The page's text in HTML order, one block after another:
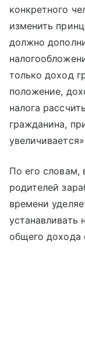
конкретного
изменить
должно
только доход
положение,
налога
гражданина,
По его словам,
родителей
времени
устанавливать
общего дохода